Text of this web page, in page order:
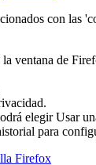
con las
ventana de
elegir Usar
para
Firefox